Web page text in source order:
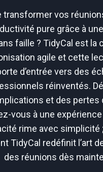
transformer vos
pure grâce à
faille ? TidyCal est la
agile et cette
d’entrée vers des
réinventés.
et des pertes
vous à une
rime avec simplicité
TidyCal redéfinit l’art
des réunions dès